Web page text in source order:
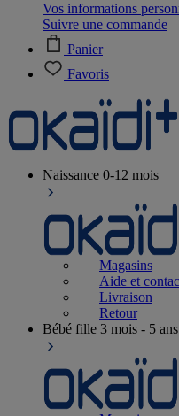
Vos informations
Suivre une commande
Panier
Favoris
Naissance 0-12 mois
Magasins
Aide et
Livraison
Retour
Bébé fille 3 mois - 5 ans